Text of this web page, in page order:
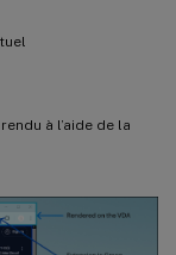
à l’aide de la